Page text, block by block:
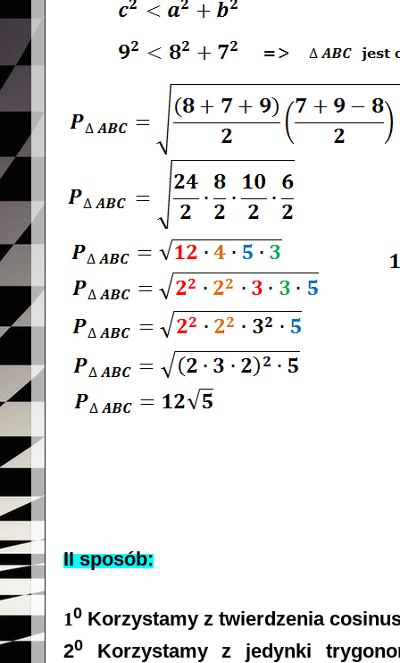
II sposób:
10 Korzystamy z twierdzenia
20 Korzystamy z jedynki